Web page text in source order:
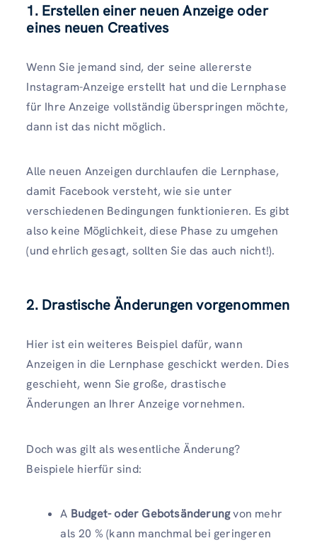
1. Erstellen einer neuen Anzeige oder
eines neuen Creatives
Wenn Sie jemand sind, der seine allererste
Instagram-Anzeige erstellt hat und die Lernphase
für Ihre Anzeige vollständig überspringen möchte,
dann ist das nicht möglich.
Alle neuen Anzeigen durchlaufen die Lernphase,
damit Facebook versteht, wie sie unter
verschiedenen Bedingungen funktionieren. Es gibt
also keine Möglichkeit, diese Phase zu umgehen
(und ehrlich gesagt, sollten Sie das auch nicht!).
2. Drastische Änderungen vorgenommen
Hier ist ein weiteres Beispiel dafür, wann
Anzeigen in die Lernphase geschickt werden. Dies
geschieht, wenn Sie große, drastische
Änderungen an Ihrer Anzeige vornehmen.
Doch was gilt als wesentliche Änderung?
Beispiele hierfür sind:
A Budget- oder Gebotsänderungvon mehr
als 20 % (kann manchmal bei geringeren